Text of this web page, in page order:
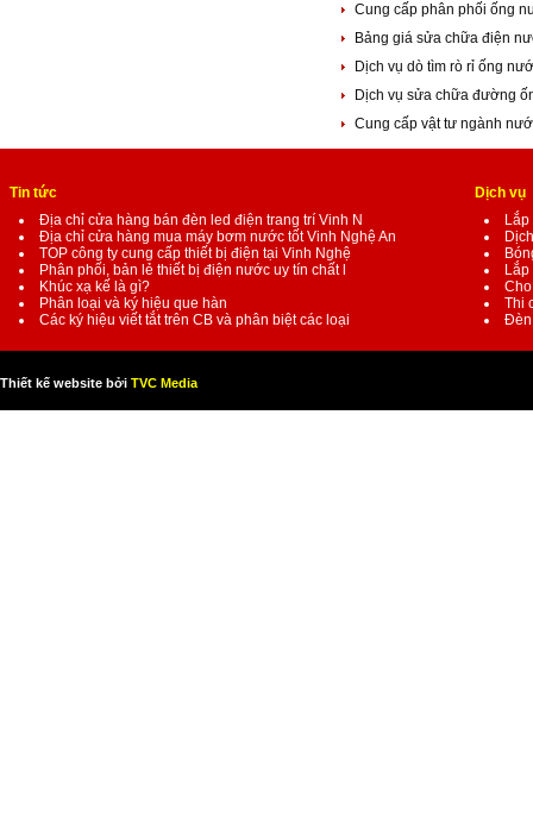
Cung cấp phân phối ống
Bảng giá sửa chữa điện
Dịch vụ dò tìm rò rỉ ống
Dịch vụ sửa chữa đường
Cung cấp vật tư ngành
Tin tức
Địa chỉ cửa hàng bán đèn led điện trang trí Vinh N
Địa chỉ cửa hàng mua máy bơm nước tốt Vinh Nghệ An
TOP công ty cung cấp thiết bị điện tại Vinh Nghệ
Phân phối, bản lẻ thiết bị điện nước uy tín chất l
Khúc xạ kế là gì?
Phân loại và ký hiệu que hàn
Các ký hiệu viết tắt trên CB và phân biệt các loại
Dịch vụ
Thi
Đèn
Thiết kế website bởi TVC Media